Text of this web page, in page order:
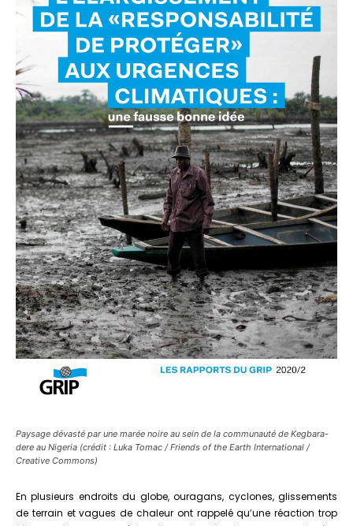
Paysage dévasté par une marée noire au sein de la communauté de Kegbara-
dere au Nigeria (crédit : Luka Tomac / Friends of the Earth International /
Creative Commons)
En plusieurs endroits du globe, ouragans, cyclones, glissements
de terrain et vagues de chaleur ont rappelé qu’une réaction trop